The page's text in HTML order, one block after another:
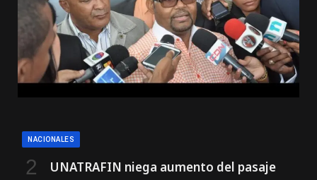
NACIONALES
UNATRAFIN niega aumento del pasaje